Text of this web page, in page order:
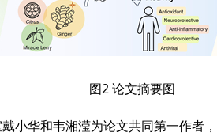
图2 论文摘要图
小华和韦湘滢为论文共同第一作者